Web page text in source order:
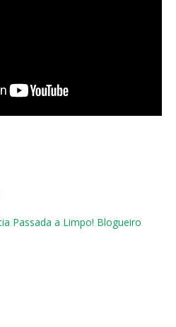
Passada a Limpo! Blogueiro